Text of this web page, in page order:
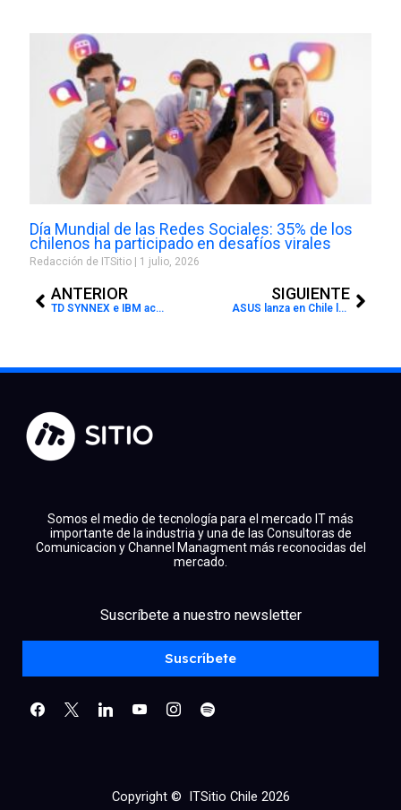
Día Mundial de las Redes Sociales: 35% de los
chilenos ha participado en desafíos virales
Redacción de ITSitio 1 julio, 2026
ANTERIOR
TD SYNNEX e IBM aceleran su apuesta por la inteligencia artificial y preparan al canal para la próxima era tecnológica
SIGUIENTE
ASUS lanza en Chile la nueva Zenbook DUO 2026 con doble pantalla OLED, IA integrada y hasta 18 horas de autonomía
Somos el medio de tecnología para el mercado IT más
importante de la industria y una de las Consultoras de
Comunicacion y Channel Managment más reconocidas del
mercado.
Suscríbete a nuestro newsletter
Suscríbete
linkedinyoutubeinstagram
spotify
Copyright © ITSitio Chile 2026